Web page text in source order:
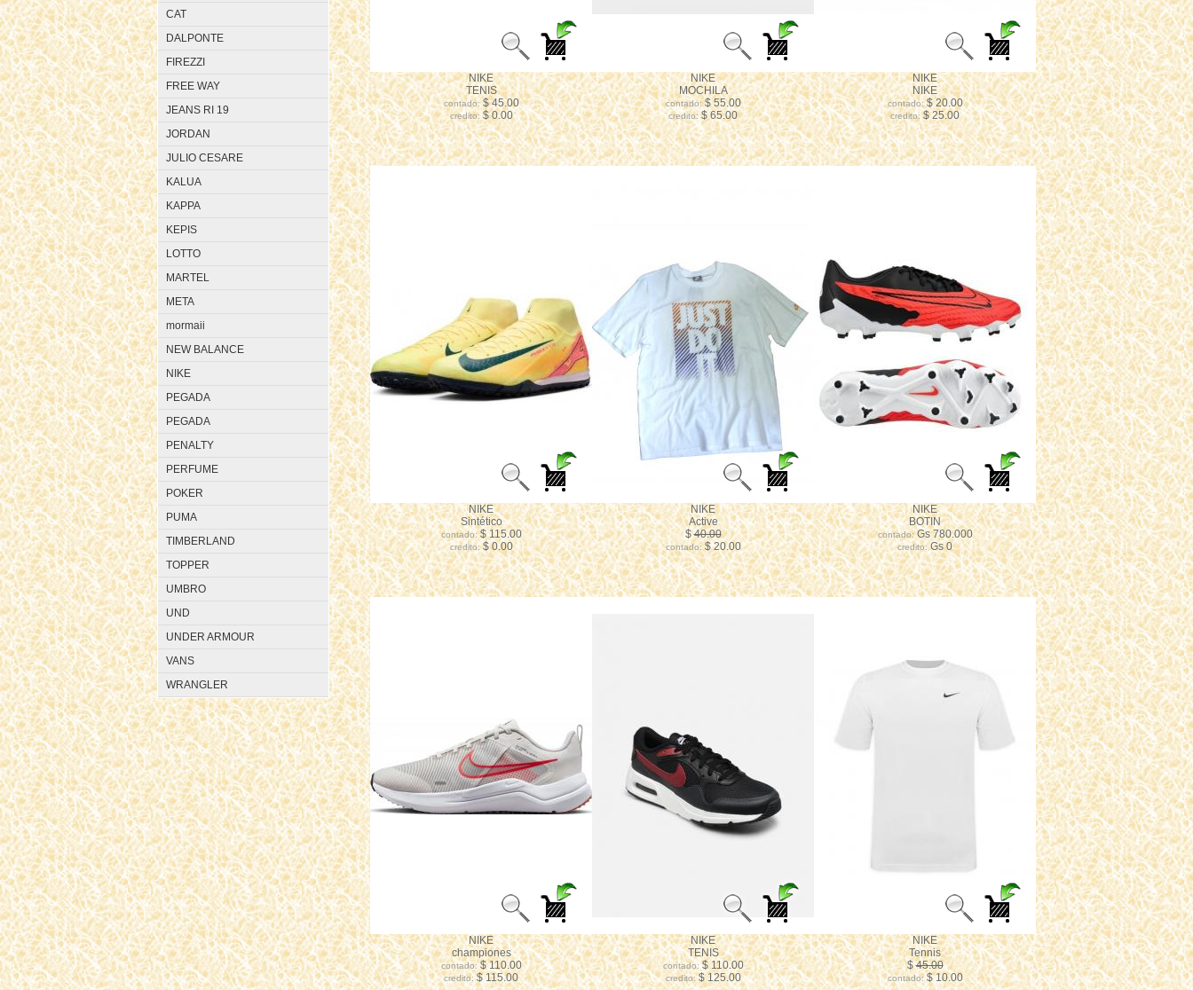
CAT
DALPONTE
FIREZZI
FREE WAY
JEANS RI 19
JORDAN
JULIO CESARE
KALUA
KAPPA
KEPIS
LOTTO
MARTEL
META
mormaii
NEW BALANCE
NIKE
PEGADA
PEGADA
PENALTY
PERFUME
POKER
PUMA
TIMBERLAND
TOPPER
UMBRO
UND
UNDER ARMOUR
VANS
WRANGLER
NIKE
TENIS
contado:$ 45.00
credito: $ 0.00
NIKE
MOCHILA
contado:$ 55.00
credito:$ 65.00
NIKE
NIKE
contado:$ 20.00
credito:$ 25.00
NIKE
Sintético
contado:$ 115.00
credito:$ 0.00
NIKE
Active
$40.00
contado:$ 20.00
NIKE
BOTIN
contado:Gs 780.000
credito:Gs 0
NIKE
championes
contado:$ 110.00
credito:$ 115.00
NIKE
TENIS
contado:$ 110.00
credito:$ 125.00
NIKE
Tennis
$45.00
contado:$ 10.00